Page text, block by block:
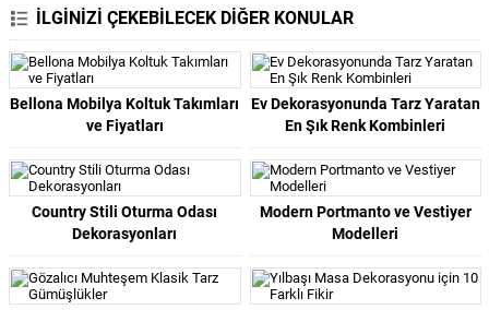
İLGİNİZİ ÇEKEBİLECEK DİĞER KONULAR
Bellona Mobilya Koltuk Takımları
ve Fiyatları
Ev Dekorasyonunda Tarz Yaratan
En Şık Renk Kombinleri
Country Stili Oturma Odası
Dekorasyonları
Modern Portmanto ve Vestiyer
Modelleri